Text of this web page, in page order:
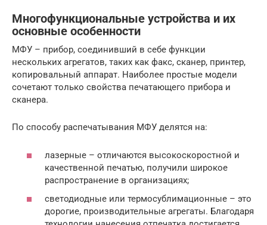
Многофункциональные устройства и их
основные особенности
МФУ – прибор, соединивший в себе функции
нескольких агрегатов, таких как факс, сканер, принтер,
копировальный аппарат. Наиболее простые модели
сочетают только свойства печатающего прибора и
сканера.
По способу распечатывания МФУ делятся на:
лазерные – отличаются высокоскоростной и
качественной печатью, получили широкое
распространение в организациях;
светодиодные или термосублимационные – это
дорогие, производительные агрегаты. Благодаря